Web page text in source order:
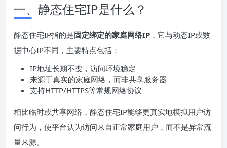
一、静态住宅IP是什么？
静态住宅IP指的是固定绑定的家庭网络IP ，它与动态IP或数
据中心IP不同，主要特点包括：
IP地址长期不变，访问环境稳定
来源于真实的家庭网络，而非共享服务器
支持HTTP/HTTPS等常规网络协议
相比临时或共享网络，静态住宅IP能够更真实地模拟用户访
问行为，使平台认为访问来自正常家庭用户，而不是异常流
量来源。